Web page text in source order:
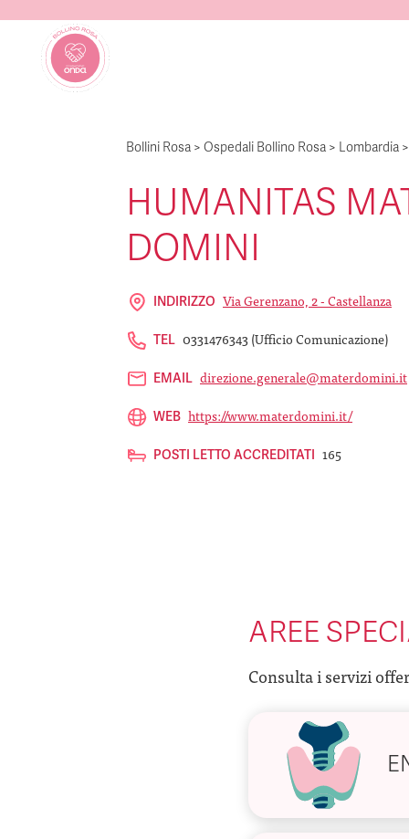
Bollini Rosa > Ospedali Bollino Rosa > Lombardia
HUMANITAS
DOMINI
INDIRIZZO Via Gerenzano, 2 - Castellanza
TEL 0331476343 (ufficio Comunicazione)
EMAIL direzione.generale@materdomini.it
WEB https://www.materdomini.it/
POSTI LETTO ACCREDITATI 165
AREE
Consulta i servizi